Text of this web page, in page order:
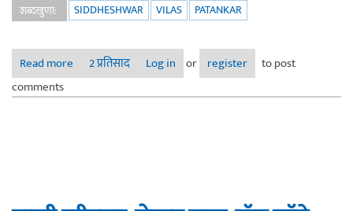
शब्दखुणा:
SIDDHESHWAR VILAS PATANKAR
Read more about पूर्वी आपण जिथे भेटायचो , तिथे आता एक टपरी झालीय
2 प्रतिसाद Log in or register
to post
comments